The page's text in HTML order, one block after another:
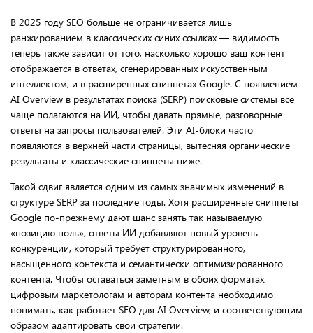
В 2025 году SEO больше не ограничивается лишь
ранжированием в классических синих ссылках — видимость
теперь также зависит от того, насколько хорошо ваш контент
отображается в ответах, сгенерированных искусственным
интеллектом, и в расширенных сниппетах Google. С появлением
AI Overview в результатах поиска (SERP) поисковые системы всё
чаще полагаются на ИИ, чтобы давать прямые, разговорные
ответы на запросы пользователей. Эти AI-блоки часто
появляются в верхней части страницы, вытесняя органические
результаты и классические сниппеты ниже.
Такой сдвиг является одним из самых значимых изменений в
структуре SERP за последние годы. Хотя расширенные сниппеты
Google по-прежнему дают шанс занять так называемую
«позицию ноль», ответы ИИ добавляют новый уровень
конкуренции, который требует структурированного,
насыщенного контекста и семантически оптимизированного
контента. Чтобы оставаться заметным в обоих форматах,
цифровым маркетологам и авторам контента необходимо
понимать, как работает SEO для AI Overview, и соответствующим
образом адаптировать свои стратегии.